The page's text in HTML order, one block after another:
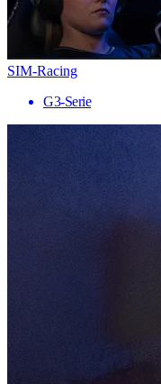
SIM-Racing
G3-Serie